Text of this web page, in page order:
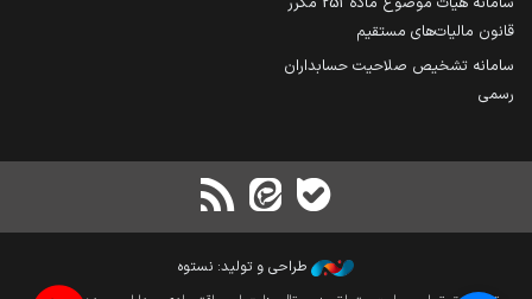
قانون مالیات‌های مستقیم
سامانه تشخیص صلاحیت حسابداران
رسمی
طراحی و تولید: نستوه